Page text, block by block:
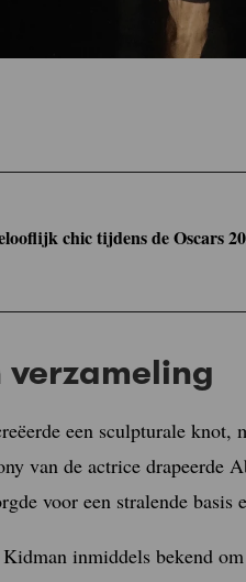
chic tijdens de Oscars
verzameling
een sculpturale
van de actrice drapeerde
voor een stralende basis
inmiddels bekend